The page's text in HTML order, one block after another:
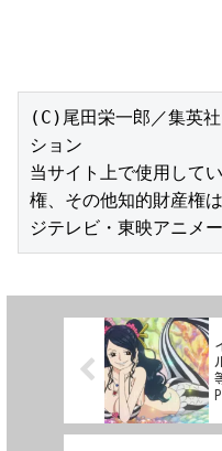
(C)尾田栄一郎／集英
ション
当サイト上で使用して
権、その他知的財産権
ジテレビ・東映アニメ